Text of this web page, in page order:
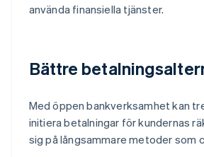
använda finansiella tjänster.
Bättre
Med öppen bankverksamhet kan
initiera betalningar för kundernas
sig på långsammare metoder som